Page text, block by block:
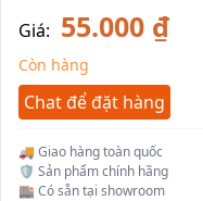
Giá: 55.000 ₫
Còn hàng
Chat để đặt hàng
🚚 Giao hàng toàn quốc
🛡️ Sản phẩm chính hãng
🏬 Có sẵn tại showroom